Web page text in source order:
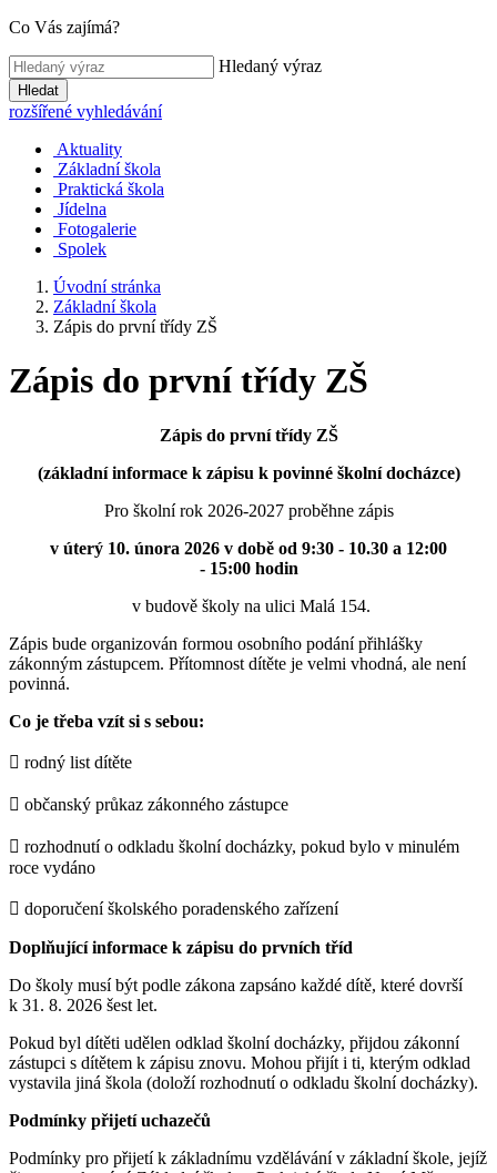
Co Vás zajímá?
Hledaný výraz
Hledat
rozšířené vyhledávání
Aktuality
Základní škola
Praktická škola
Jídelna
Fotogalerie
Spolek
Úvodní stránka
Základní škola
Zápis do první třídy ZŠ
Zápis do první třídy ZŠ
Zápis do první třídy ZŠ
(základní informace k zápisu k povinné školní docházce)
Pro školní rok 2026-2027 proběhne zápis
v úterý 10. února 2026 v době od 9:30 - 10.30 a 12:00
- 15:00 hodin
v budově školy na ulici Malá 154.
Zápis bude organizován formou osobního podání přihlášky
zákonným zástupcem. Přítomnost dítěte je velmi vhodná, ale není
povinná.
Co je třeba vzít si s sebou:
 rodný list dítěte
 občanský průkaz zákonného zástupce
 rozhodnutí o odkladu školní docházky, pokud bylo v minulém
roce vydáno
 doporučení školského poradenského zařízení
Doplňující informace k zápisu do prvních tříd
Do školy musí být podle zákona zapsáno každé dítě, které dovrší
k 31. 8. 2026 šest let.
Pokud byl dítěti udělen odklad školní docházky, přijdou zákonní
zástupci s dítětem k zápisu znovu. Mohou přijít i ti, kterým odklad
vystavila jiná škola (doloží rozhodnutí o odkladu školní docházky).
Podmínky přijetí uchazečů
Podmínky pro přijetí k základnímu vzdělávání v základní škole, jejíž